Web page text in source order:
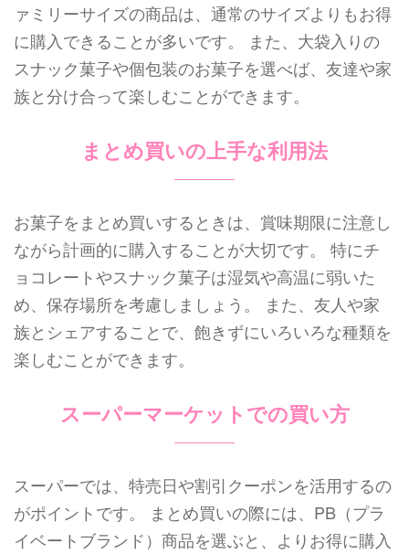
ァミリーサイズの商品は、通常のサイズよりもお得
に購入できることが多いです。 また、大袋入りの
スナック菓子や個包装のお菓子を選べば、友達や家
族と分け合って楽しむことができます。
まとめ買いの上手な利用法
お菓子をまとめ買いするときは、賞味期限に注意し
ながら計画的に購入することが大切です。 特にチ
ョコレートやスナック菓子は湿気や高温に弱いた
め、保存場所を考慮しましょう。 また、友人や家
族とシェアすることで、飽きずにいろいろな種類を
楽しむことができます。
スーパーマーケットでの買い方
スーパーでは、特売日や割引クーポンを活用するの
がポイントです。 まとめ買いの際には、PB（プラ
イベートブランド）商品を選ぶと、よりお得に購入